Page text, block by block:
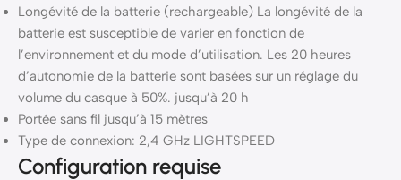
Longévité de la batterie (rechargeable) La longévité de la
batterie est susceptible de varier en fonction de
l’environnement et du mode d’utilisation. Les 20 heures
d’autonomie de la batterie sont basées sur un réglage du
volume du casque à 50%. jusqu’à 20 h
Portée sans fil jusqu’à 15 mètres
Type de connexion: 2,4 GHz LIGHTSPEED
Configuration requise